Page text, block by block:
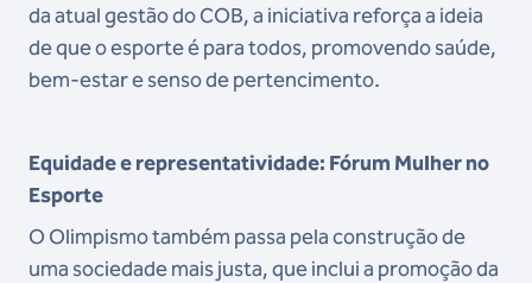
da atual gestão do COB, a iniciativa reforça a ideia
de que o esporte é para todos, promovendo saúde,
bem-estar e senso de pertencimento.
Equidade e representatividade: Fórum Mulher no
Esporte
O Olimpismo também passa pela construção de
uma sociedade mais justa, que inclui a promoção da